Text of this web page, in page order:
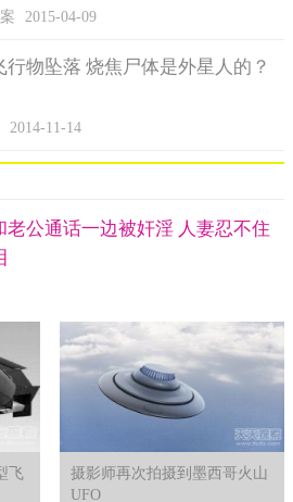
2015-04-09
行物坠落 烧焦尸体是外星人的？
2014-11-14
飞
摄影师再次拍摄到墨西哥火山
UFO